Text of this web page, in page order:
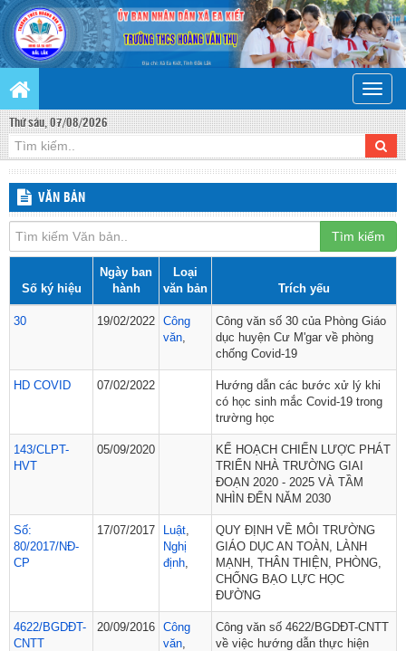
Toggle
Thứ sáu, 07/08/2026
VĂN BẢN
Tìm kiếm
Số ký hiệu
Ngày ban
hành
Loại
văn bản
Trích yếu
30 19/02/2022 Công
văn
Công văn số 30 của Phòng Giáo
dục huyện Cư M'gar về phòng
chống Covid-19
HD COVID 07/02/2022
Hướng dẫn các bước xử lý khi
có học sinh mắc Covid-19 trong
trường học
143/CLPT-
HVT
05/09/2020
KẾ HOẠCH CHIẾN LƯỢC PHÁT
TRIỂN NHÀ TRƯỜNG GIAI
ĐOẠN 2020 - 2025 VÀ TẦM
NHÌN ĐẾN NĂM 2030
Số:
80/2017/NĐ-
CP
17/07/2017 Luật
Nghị
định
QUY ĐỊNH VỀ MÔI TRƯỜNG
GIÁO DỤC AN TOÀN, LÀNH
MẠNH, THÂN THIỆN, PHÒNG,
CHỐNG BẠO LỰC HỌC
ĐƯỜNG
4622/BGDĐT-
CNTT
20/09/2016 Công
văn
Công văn số 4622/BGDĐT-CNTT
về việc hướng dẫn thực hiện